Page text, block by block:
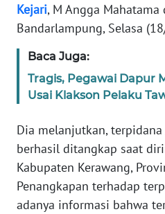
Kejari, M Angga
Bandarlampung, Selasa
Baca Juga:
Tragis, Pegawai Dapur
Usai Klakson Pelaku
Dia melanjutkan,
berhasil ditangkap saat
Kabupaten Kerawang,
Penangkapan terhadap
adanya informasi bahwa
WN
WN
JABAR
WN
NTT